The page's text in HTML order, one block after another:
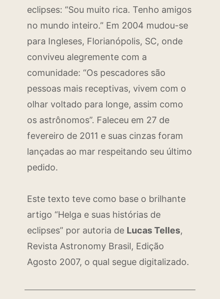
eclipses: “Sou muito rica. Tenho amigos
no mundo inteiro.” Em 2004 mudou-se
para Ingleses, Florianópolis, SC, onde
conviveu alegremente com a
comunidade: “Os pescadores são
pessoas mais receptivas, vivem com o
olhar voltado para longe, assim como
os astrônomos”. Faleceu em 27 de
fevereiro de 2011 e suas cinzas foram
lançadas ao mar respeitando seu último
pedido.
Este texto teve como base o brilhante
artigo “Helga e suas histórias de
eclipses” por autoria de Lucas Telles,
Revista Astronomy Brasil, Edição
Agosto 2007, o qual segue digitalizado.